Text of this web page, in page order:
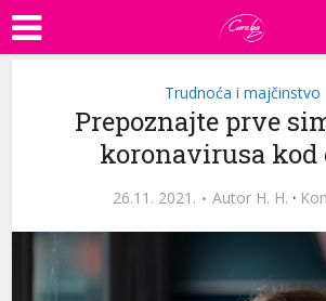
Trudnoća i majčinstvo
Prepoznajte prve
koronavirusa kod
26.11. 2021. Autor H. H. ·